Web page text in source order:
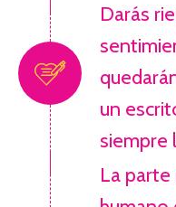
Darás
un
siempre
La